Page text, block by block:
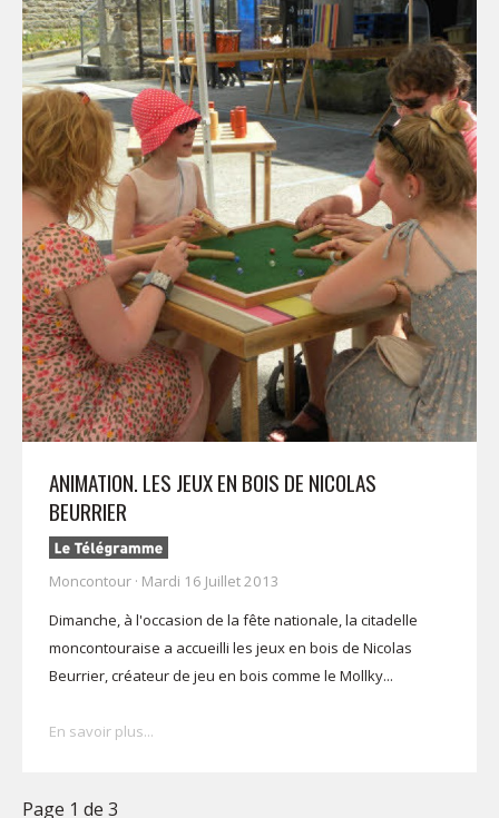
ANIMATION. LES JEUX EN BOIS DE NICOLAS
BEURRIER
Moncontour · Mardi 16 Juillet 2013
Dimanche, à l'occasion de la fête nationale, la citadelle
moncontouraise a accueilli les jeux en bois de Nicolas
Beurrier, créateur de jeu en bois comme le Mollky...
En savoir plus...
Page 1 de 3